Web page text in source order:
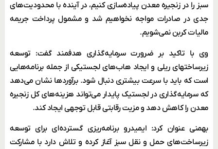
سبز را در زنجیره معدن پیاده‌سازی کنیم، در آینده با محدودیت‌های
جدی در صادرات مواجه نخواهیم شد و مشمول پرداخت جریمه
مالیات کربن نمی‌شویم.
وی با تاکید بر ضرورت سرمایه‌گذاری هدفمند گفت: توسعه
زیرساختهای ریلی و ایجاد هاب‌های لجستیکی از جمله برنامه‌هایی
است که باید با سرعت بیشتری دنبال شود. برآوردها نشان می‌دهد
که سرمایه‌گذاری در لجستیک پایدار می‌تواند هزینه‌های کل زنجیره
معدن را کاهش دهد و مزیت رقابتی قابل توجهی ایجاد کند.
بهمنی عنوان کرد: ایمیدرو برنامه‌ریزی گسترده‌ای برای توسعه
زیرساخت‌های حمل ‌و نقل سبز آغاز کرده و تلاش دارد با مشارکت